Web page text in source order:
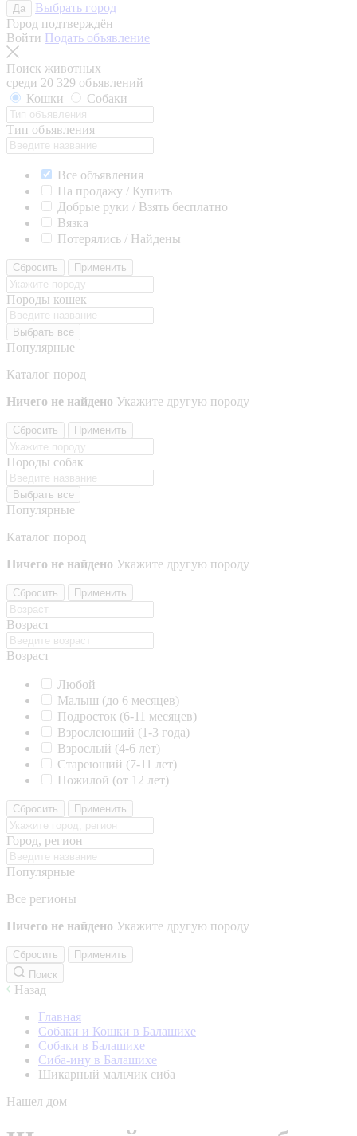
Да
Выбрать город
Город подтверждён
Войти Подать объявление
Поиск животных
среди 20 329 объявлений
Кошки
Собаки
Тип объявления
Все объявления
На продажу / Купить
Добрые руки / Взять бесплатно
Вязка
Потерялись / Найдены
Сбросить Применить
Породы кошек
Выбрать все
Популярные
Каталог пород
Ничего не найдено Укажите другую породу
Сбросить Применить
Породы собак
Выбрать все
Популярные
Каталог пород
Ничего не найдено Укажите другую породу
Сбросить Применить
Возраст
Возраст
Любой
Малыш (до 6 месяцев)
Подросток (6-11 месяцев)
Взрослеющий (1-3 года)
Взрослый (4-6 лет)
Стареющий (7-11 лет)
Пожилой (от 12 лет)
Сбросить Применить
Город, регион
Популярные
Все регионы
Ничего не найдено Укажите другую породу
Сбросить
Применить
Поиск
Назад
Главная
Собаки и Кошки в Балашихе
Собаки в Балашихе
Сиба-ину в Балашихе
Шикарный мальчик сиба
Нашел дом